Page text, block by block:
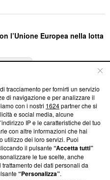
l’Unione Europea nella lotta
trasparenti su Blasting
e su come ci impegniamo a
la nostra aderenza a
Blasting News non è
ma ha richiesto di farne
effettuato una verifica di
tracciamento per fornirti un servizio
di navigazione e per analizzare il
con i nostri 1624partner che si
e social media, alcune
IP e le caratteristiche del tuo
con altre informazioni che hai
utilizzo dei loro servizi. Puoi
il pulsante“Accetta tutti”
le tue scelte, anche
dei dati personali da
“Personalizza”.